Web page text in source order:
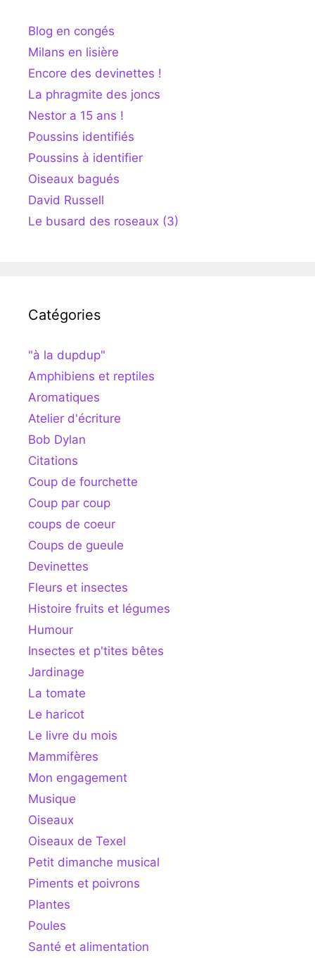
Blog en congés
Milans en lisière
Encore des devinettes !
La phragmite des joncs
Nestor a 15 ans !
Poussins identifiés
Poussins à identifier
Oiseaux bagués
David Russell
Le busard des roseaux (3)
Catégories
"à la dupdup"
Amphibiens et reptiles
Aromatiques
Atelier d'écriture
Bob Dylan
Citations
Coup de fourchette
Coup par coup
coups de coeur
Coups de gueule
Devinettes
Fleurs et insectes
Histoire fruits et légumes
Humour
Insectes et p'tites bêtes
Jardinage
La tomate
Le haricot
Le livre du mois
Mammifères
Mon engagement
Musique
Oiseaux
Oiseaux de Texel
Petit dimanche musical
Piments et poivrons
Plantes
Poules
Santé et alimentation